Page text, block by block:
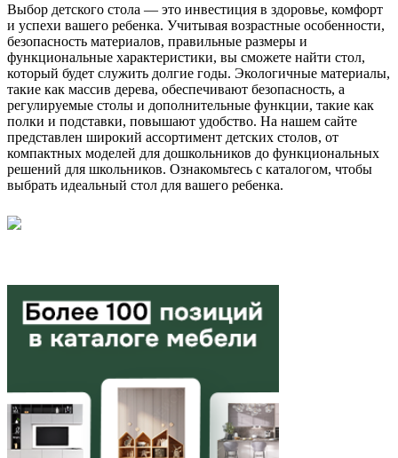
Выбор детского стола — это инвестиция в здоровье, комфорт
и успехи вашего ребенка. Учитывая возрастные особенности,
безопасность материалов, правильные размеры и
функциональные характеристики, вы сможете найти стол,
который будет служить долгие годы. Экологичные материалы,
такие как массив дерева, обеспечивают безопасность, а
регулируемые столы и дополнительные функции, такие как
полки и подставки, повышают удобство. На нашем сайте
представлен широкий ассортимент детских столов, от
компактных моделей для дошкольников до функциональных
решений для школьников. Ознакомьтесь с каталогом, чтобы
выбрать идеальный стол для вашего ребенка.